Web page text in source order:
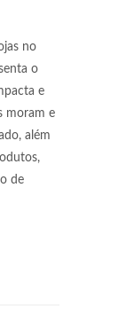
no
o
e
moram e
além
de